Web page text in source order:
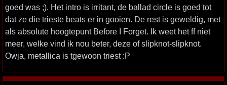
goed was ;). Het intro is irritant, de ballad circle is goed tot
dat ze die trieste beats er in gooien. De rest is geweldig, met
als absolute hoogtepunt Before I Forget. Ik weet het ff niet
meer, welke vind ik nou beter, deze of slipknot-slipknot.
Owja, metallica is tgewoon triest :P